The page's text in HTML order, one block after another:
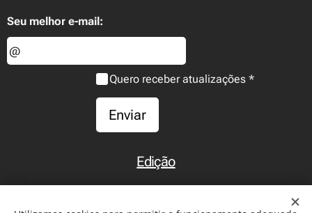
Seu melhor e-mail:
Quero receber atualizações
Enviar
Edição